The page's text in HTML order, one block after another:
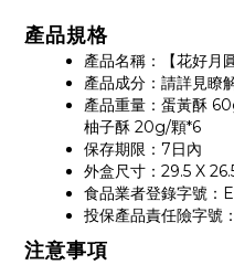
產品規格
產品名稱：【花好月
產品成分：請詳見瞭
產品重量：蛋黃酥
柚子酥 20g/顆*6
保存期限：7日內
外盒尺寸：29.5 X
食品業者登錄字號
投保產品責任險字
注意事項